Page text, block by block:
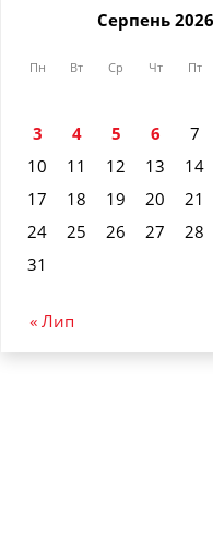
Серпень 2026
Пн Вт Ср Чт Пт
3
4 5 6 7
10
11 12 13 14
17
18 19 20 21
24
25 26 27 28
31
« Лип